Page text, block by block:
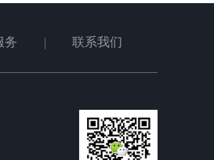
务 联系我们